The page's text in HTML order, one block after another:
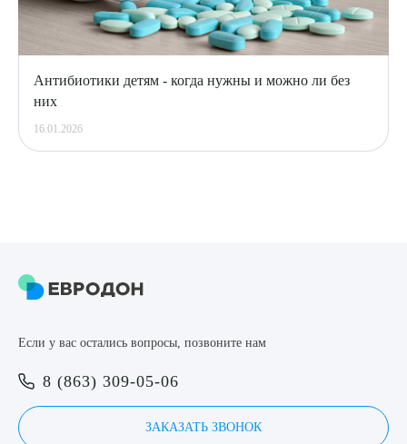
Антибиотики детям - когда нужны и можно ли без
них
16.01.2026
Если у вас остались вопросы, позвоните нам
8 (863) 309-05-06
ЗАКАЗАТЬ ЗВОНОК